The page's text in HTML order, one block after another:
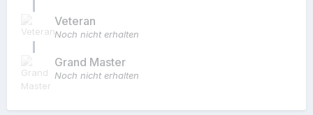
Veteran
Noch nicht erhalten
Grand Master
Noch nicht erhalten